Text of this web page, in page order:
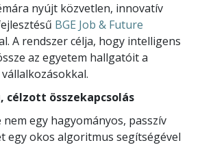
nyújt közvetlen, innovatív
BGE Job & Future
A rendszer célja, hogy intelligens
az egyetem hallgatóit a
célzott összekapcsolás
nem egy hagyományos, passzív
egy okos algoritmus segítségével